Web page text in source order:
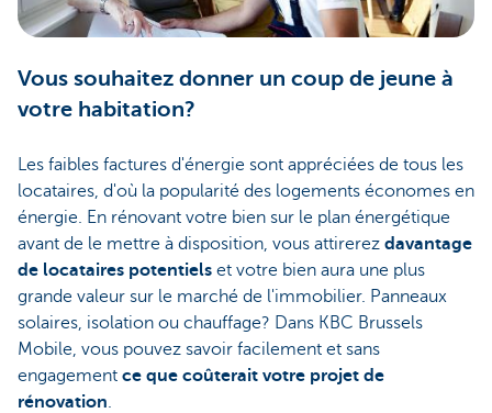
Vous souhaitez donner un coup de jeune à
votre habitation?
Les faibles factures d'énergie sont appréciées de tous les
locataires, d'où la popularité des logements économes en
énergie. En rénovant votre bien sur le plan énergétique
avant de le mettre à disposition, vous attirerez davantage
de locataires potentiels et votre bien aura une plus
grande valeur sur le marché de l'immobilier. Panneaux
solaires, isolation ou chauffage? Dans KBC Brussels
Mobile, vous pouvez savoir facilement et sans
engagement ce que coûterait votre projet de
rénovation